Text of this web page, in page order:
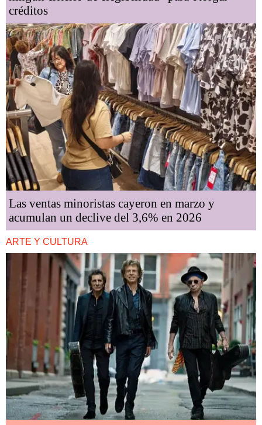
créditos
Las ventas minoristas cayeron en marzo y
acumulan un declive del 3,6% en 2026
ARTE Y CULTURA